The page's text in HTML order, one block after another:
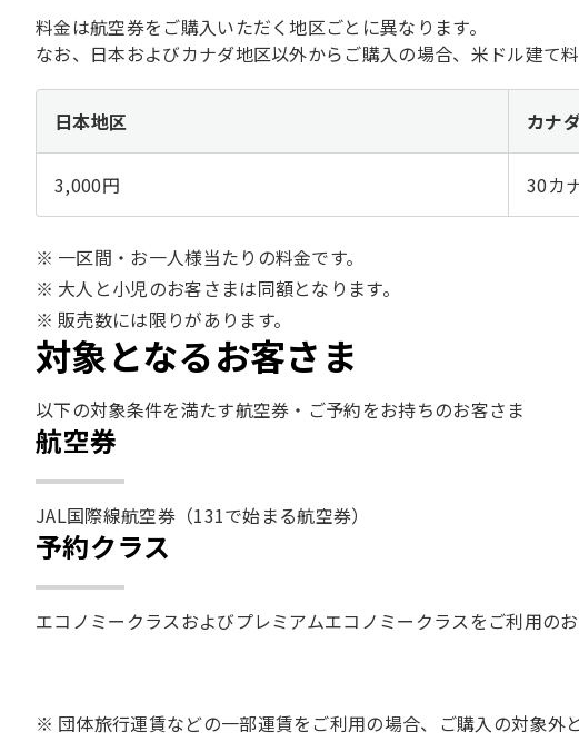
料金は航空券をご購入いただく地区ごとに異なります。
なお、日本およびカナダ地区以外からご購入の場合、米ドル建て
日本地区 カナ
3,000円 30カ
一区間・お一人様当たりの料金です。
大人と小児のお客さまは同額となります。
販売数には限りがあります。
対象となるお客さま
以下の対象条件を満たす航空券・ご予約をお持ちのお客さま​
航空券
JAL国際線航空券（131で始まる航空券）​​
予約クラス
エコノミークラスおよびプレミアムエコノミークラスをご利用の
団体旅行運賃などの一部運賃をご利用の場合、ご購入の対象外